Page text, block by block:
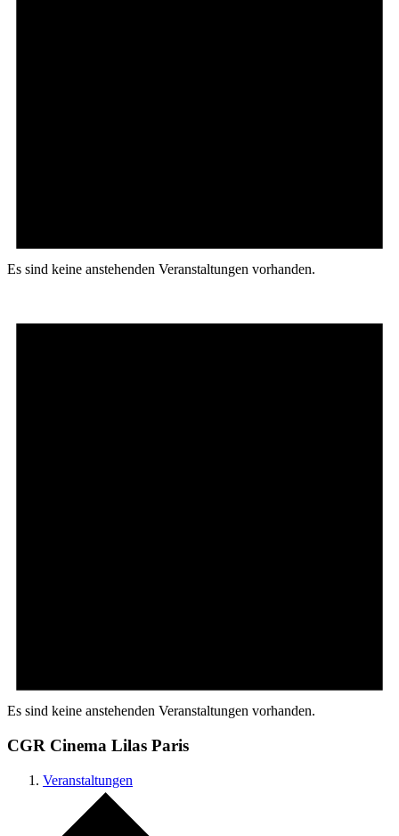
Es sind keine anstehenden Veranstaltungen vorhanden.
Es sind keine anstehenden Veranstaltungen vorhanden.
CGR Cinema Lilas Paris
Veranstaltungen